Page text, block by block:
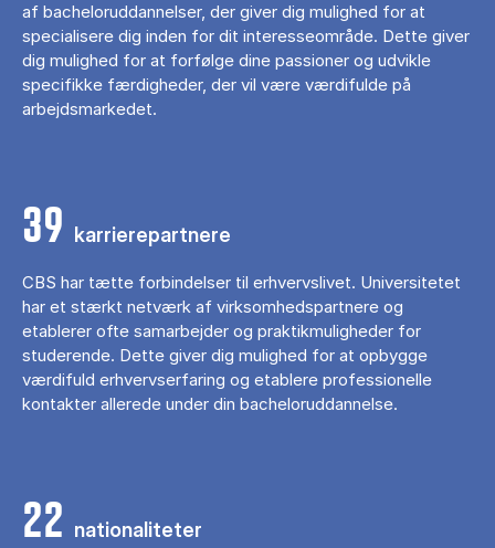
af bacheloruddannelser, der giver dig mulighed for at
specialisere dig inden for dit interesseområde. Dette giver
dig mulighed for at forfølge dine passioner og udvikle
specifikke færdigheder, der vil være værdifulde på
arbejdsmarkedet.
39 karrierepartnere
CBS har tætte forbindelser til erhvervslivet. Universitetet
har et stærkt netværk af virksomhedspartnere og
etablerer ofte samarbejder og praktikmuligheder for
studerende. Dette giver dig mulighed for at opbygge
værdifuld erhvervserfaring og etablere professionelle
kontakter allerede under din bacheloruddannelse.
22 nationaliteter